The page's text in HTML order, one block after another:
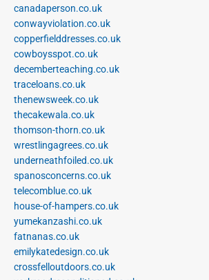
canadaperson.co.uk
conwayviolation.co.uk
copperfielddresses.co.uk
cowboysspot.co.uk
decemberteaching.co.uk
traceloans.co.uk
thenewsweek.co.uk
thecakewala.co.uk
thomson-thorn.co.uk
wrestlingagrees.co.uk
underneathfoiled.co.uk
spanosconcerns.co.uk
telecomblue.co.uk
house-of-hampers.co.uk
yumekanzashi.co.uk
fatnanas.co.uk
emilykatedesign.co.uk
crossfelloutdoors.co.uk